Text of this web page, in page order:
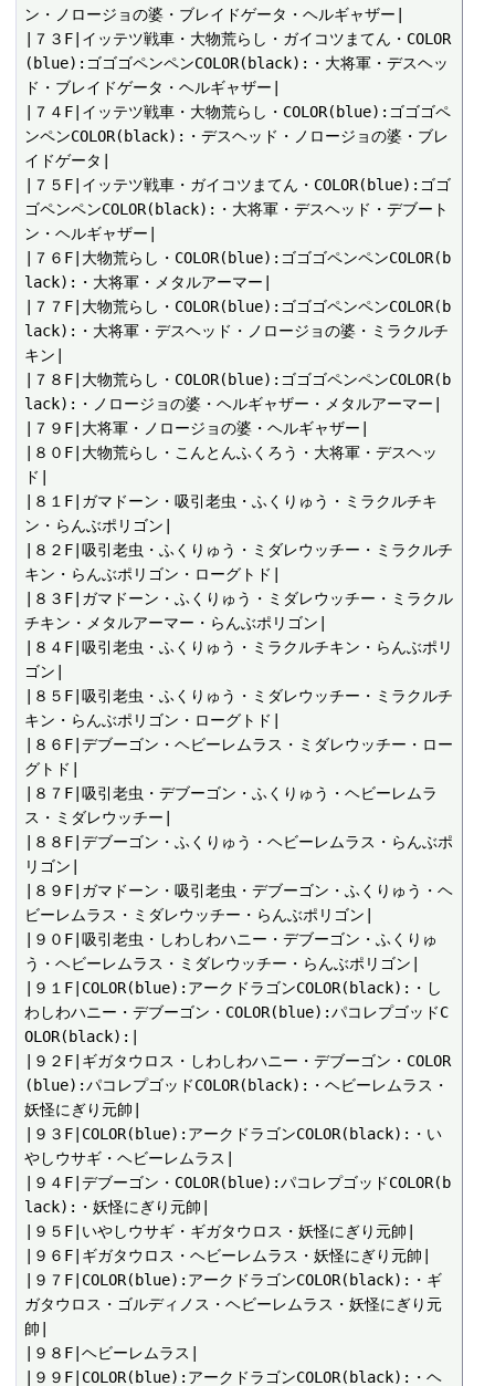
ン・ノロージョの婆・ブレイドゲータ・ヘルギャザー|
|７３F|イッテツ戦車・大物荒らし・ガイコツまてん・COLOR
(blue):ゴゴゴペンペンCOLOR(black):・大将軍・デスヘッ
ド・ブレイドゲータ・ヘルギャザー|
|７４F|イッテツ戦車・大物荒らし・COLOR(blue):ゴゴゴペ
ンペンCOLOR(black):・デスヘッド・ノロージョの婆・ブレ
イドゲータ|
|７５F|イッテツ戦車・ガイコツまてん・COLOR(blue):ゴゴ
ゴペンペンCOLOR(black):・大将軍・デスヘッド・デブート
ン・ヘルギャザー|
|７６F|大物荒らし・COLOR(blue):ゴゴゴペンペンCOLOR(b
lack):・大将軍・メタルアーマー|
|７７F|大物荒らし・COLOR(blue):ゴゴゴペンペンCOLOR(b
lack):・大将軍・デスヘッド・ノロージョの婆・ミラクルチ
キン|
|７８F|大物荒らし・COLOR(blue):ゴゴゴペンペンCOLOR(b
lack):・ノロージョの婆・ヘルギャザー・メタルアーマー|
|７９F|大将軍・ノロージョの婆・ヘルギャザー|
|８０F|大物荒らし・こんとんふくろう・大将軍・デスヘッ
ド|
|８１F|ガマドーン・吸引老虫・ふくりゅう・ミラクルチキ
ン・らんぶポリゴン|
|８２F|吸引老虫・ふくりゅう・ミダレウッチー・ミラクルチ
キン・らんぶポリゴン・ローグトド|
|８３F|ガマドーン・ふくりゅう・ミダレウッチー・ミラクル
チキン・メタルアーマー・らんぶポリゴン|
|８４F|吸引老虫・ふくりゅう・ミラクルチキン・らんぶポリ
ゴン|
|８５F|吸引老虫・ふくりゅう・ミダレウッチー・ミラクルチ
キン・らんぶポリゴン・ローグトド|
|８６F|デブーゴン・ヘビーレムラス・ミダレウッチー・ロー
グトド|
|８７F|吸引老虫・デブーゴン・ふくりゅう・ヘビーレムラ
ス・ミダレウッチー|
|８８F|デブーゴン・ふくりゅう・ヘビーレムラス・らんぶポ
リゴン|
|８９F|ガマドーン・吸引老虫・デブーゴン・ふくりゅう・ヘ
ビーレムラス・ミダレウッチー・らんぶポリゴン|
|９０F|吸引老虫・しわしわハニー・デブーゴン・ふくりゅ
う・ヘビーレムラス・ミダレウッチー・らんぶポリゴン|
|９１F|COLOR(blue):アークドラゴンCOLOR(black):・し
わしわハニー・デブーゴン・COLOR(blue):パコレプゴッドC
OLOR(black):|
|９２F|ギガタウロス・しわしわハニー・デブーゴン・COLOR
(blue):パコレプゴッドCOLOR(black):・ヘビーレムラス・
妖怪にぎり元帥|
|９３F|COLOR(blue):アークドラゴンCOLOR(black):・い
やしウサギ・ヘビーレムラス|
|９４F|デブーゴン・COLOR(blue):パコレプゴッドCOLOR(b
lack):・妖怪にぎり元帥|
|９５F|いやしウサギ・ギガタウロス・妖怪にぎり元帥|
|９６F|ギガタウロス・ヘビーレムラス・妖怪にぎり元帥|
|９７F|COLOR(blue):アークドラゴンCOLOR(black):・ギ
ガタウロス・ゴルディノス・ヘビーレムラス・妖怪にぎり元
帥|
|９８F|ヘビーレムラス|
|９９F|COLOR(blue):アークドラゴンCOLOR(black):・ヘ